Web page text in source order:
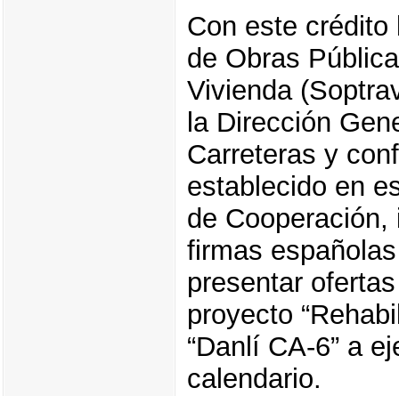
Con este
de Obras
Vivienda
la Dirección
Carreteras y
establecido en
de Cooperación,
firmas
presentar
proyecto
“Danlí CA-6” a
calendario.